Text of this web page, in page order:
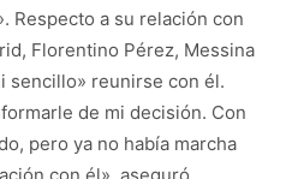
Respecto a su relación con
Florentino Pérez, Messina
sencillo» reunirse con él.
de mi decisión. Con
pero ya no había marcha